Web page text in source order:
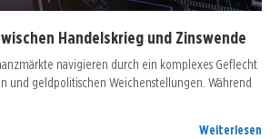
Handelskrieg und Zinswende
navigieren durch ein komplexes Geflecht
und geldpolitischen Weichenstellungen. Während
Weiterlesen